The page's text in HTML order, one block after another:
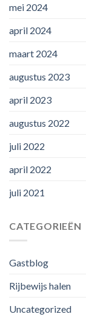
mei 2024
april 2024
maart 2024
augustus 2023
april 2023
augustus 2022
juli 2022
april 2022
juli 2021
CATEGORIEËN
Gastblog
Rijbewijs halen
Uncategorized